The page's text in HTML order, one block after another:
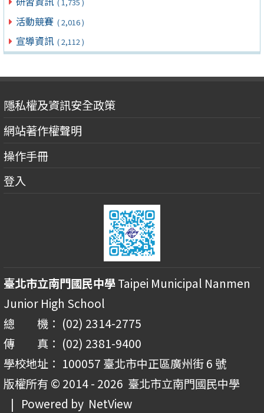
活動競賽 ( 2,016 )
宣導資訊 ( 2,112 )
隱私權及資訊安全政策
網站著作權聲明
操作手冊
登入
臺北市立南門國民中學Taipei Municipal Nanmen
Junior High School
總 機： (02) 2314-2775
傳 真： (02) 2381-9400
學校地址： 100057 臺北市中正區廣州街 6 號
版權所有 © 2014 - 2026 臺北市立南門國民中學
| Powered by NetView